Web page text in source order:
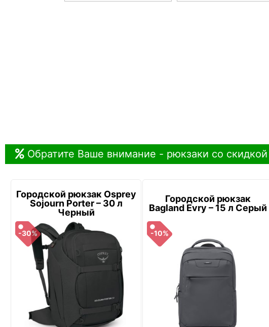
Обратите Ваше внимание - рюкзаки со скидкой
Городской рюкзак Osprey
Sojourn Porter – 30 л
Черный
-30%
Городской рюкзак
Bagland Evry – 15 л Серый
-10%